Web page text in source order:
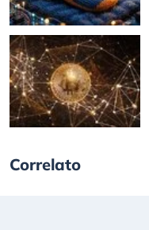
Correlato